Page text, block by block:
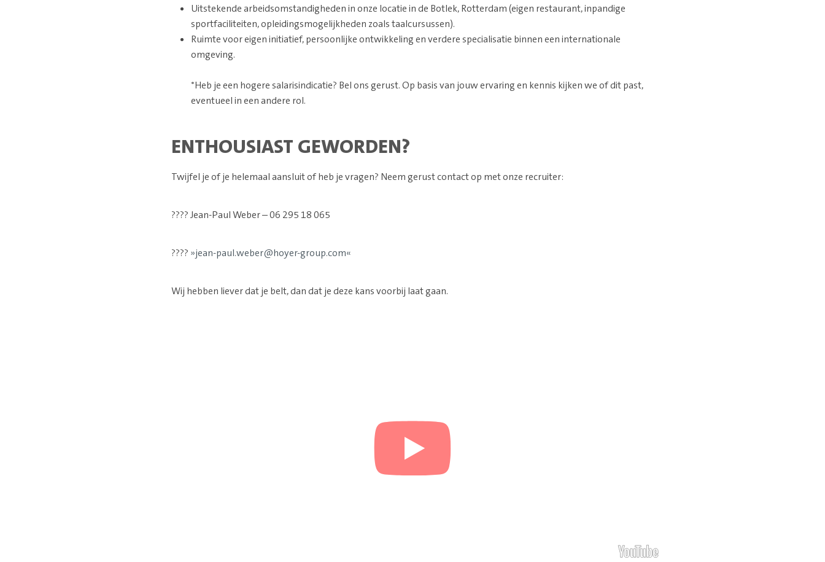
Uitstekende arbeidsomstandigheden in onze locatie in de Botlek, Rotterdam (eigen restaurant, inpandige
sportfaciliteiten, opleidingsmogelijkheden zoals taalcursussen).
Ruimte voor eigen initiatief, persoonlijke ontwikkeling en verdere specialisatie binnen een internationale
omgeving.
*Heb je een hogere salarisindicatie? Bel ons gerust. Op basis van jouw ervaring en kennis kijken we of dit past,
eventueel in een andere rol.
ENTHOUSIAST GEWORDEN?
Twijfel je of je helemaal aansluit of heb je vragen? Neem gerust contact op met onze recruiter:
???? Jean-Paul Weber – 06 295 18 065
???? jean-paul.weber@hoyer-group.com
Wij hebben liever dat je belt, dan dat je deze kans voorbij laat gaan.